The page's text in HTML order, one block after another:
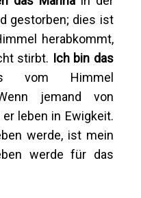
gestorben; dies ist
herabkommt,
stirbt. Ich bin das
vom Himmel
jemand von
leben in Ewigkeit.
werde, ist mein
werde für das